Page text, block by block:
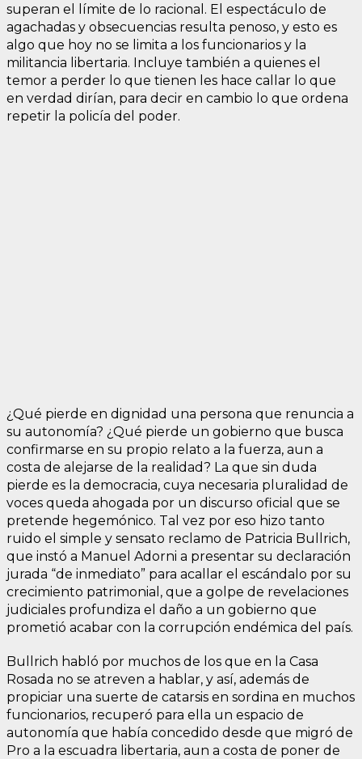
superan el límite de lo racional. El espectáculo de
agachadas y obsecuencias resulta penoso, y esto es
algo que hoy no se limita a los funcionarios y la
militancia libertaria. Incluye también a quienes el
temor a perder lo que tienen les hace callar lo que
en verdad dirían, para decir en cambio lo que ordena
repetir la policía del poder.
¿Qué pierde en dignidad una persona que renuncia a
su autonomía? ¿Qué pierde un gobierno que busca
confirmarse en su propio relato a la fuerza, aun a
costa de alejarse de la realidad? La que sin duda
pierde es la democracia, cuya necesaria pluralidad de
voces queda ahogada por un discurso oficial que se
pretende hegemónico. Tal vez por eso hizo tanto
ruido el simple y sensato reclamo de Patricia Bullrich,
que instó a Manuel Adorni a presentar su declaración
jurada “de inmediato” para acallar el escándalo por su
crecimiento patrimonial, que a golpe de revelaciones
judiciales profundiza el daño a un gobierno que
prometió acabar con la corrupción endémica del país.
Bullrich habló por muchos de los que en la Casa
Rosada no se atreven a hablar, y así, además de
propiciar una suerte de catarsis en sordina en muchos
funcionarios, recuperó para ella un espacio de
autonomía que había concedido desde que migró de
Pro a la escuadra libertaria, aun a costa de poner de